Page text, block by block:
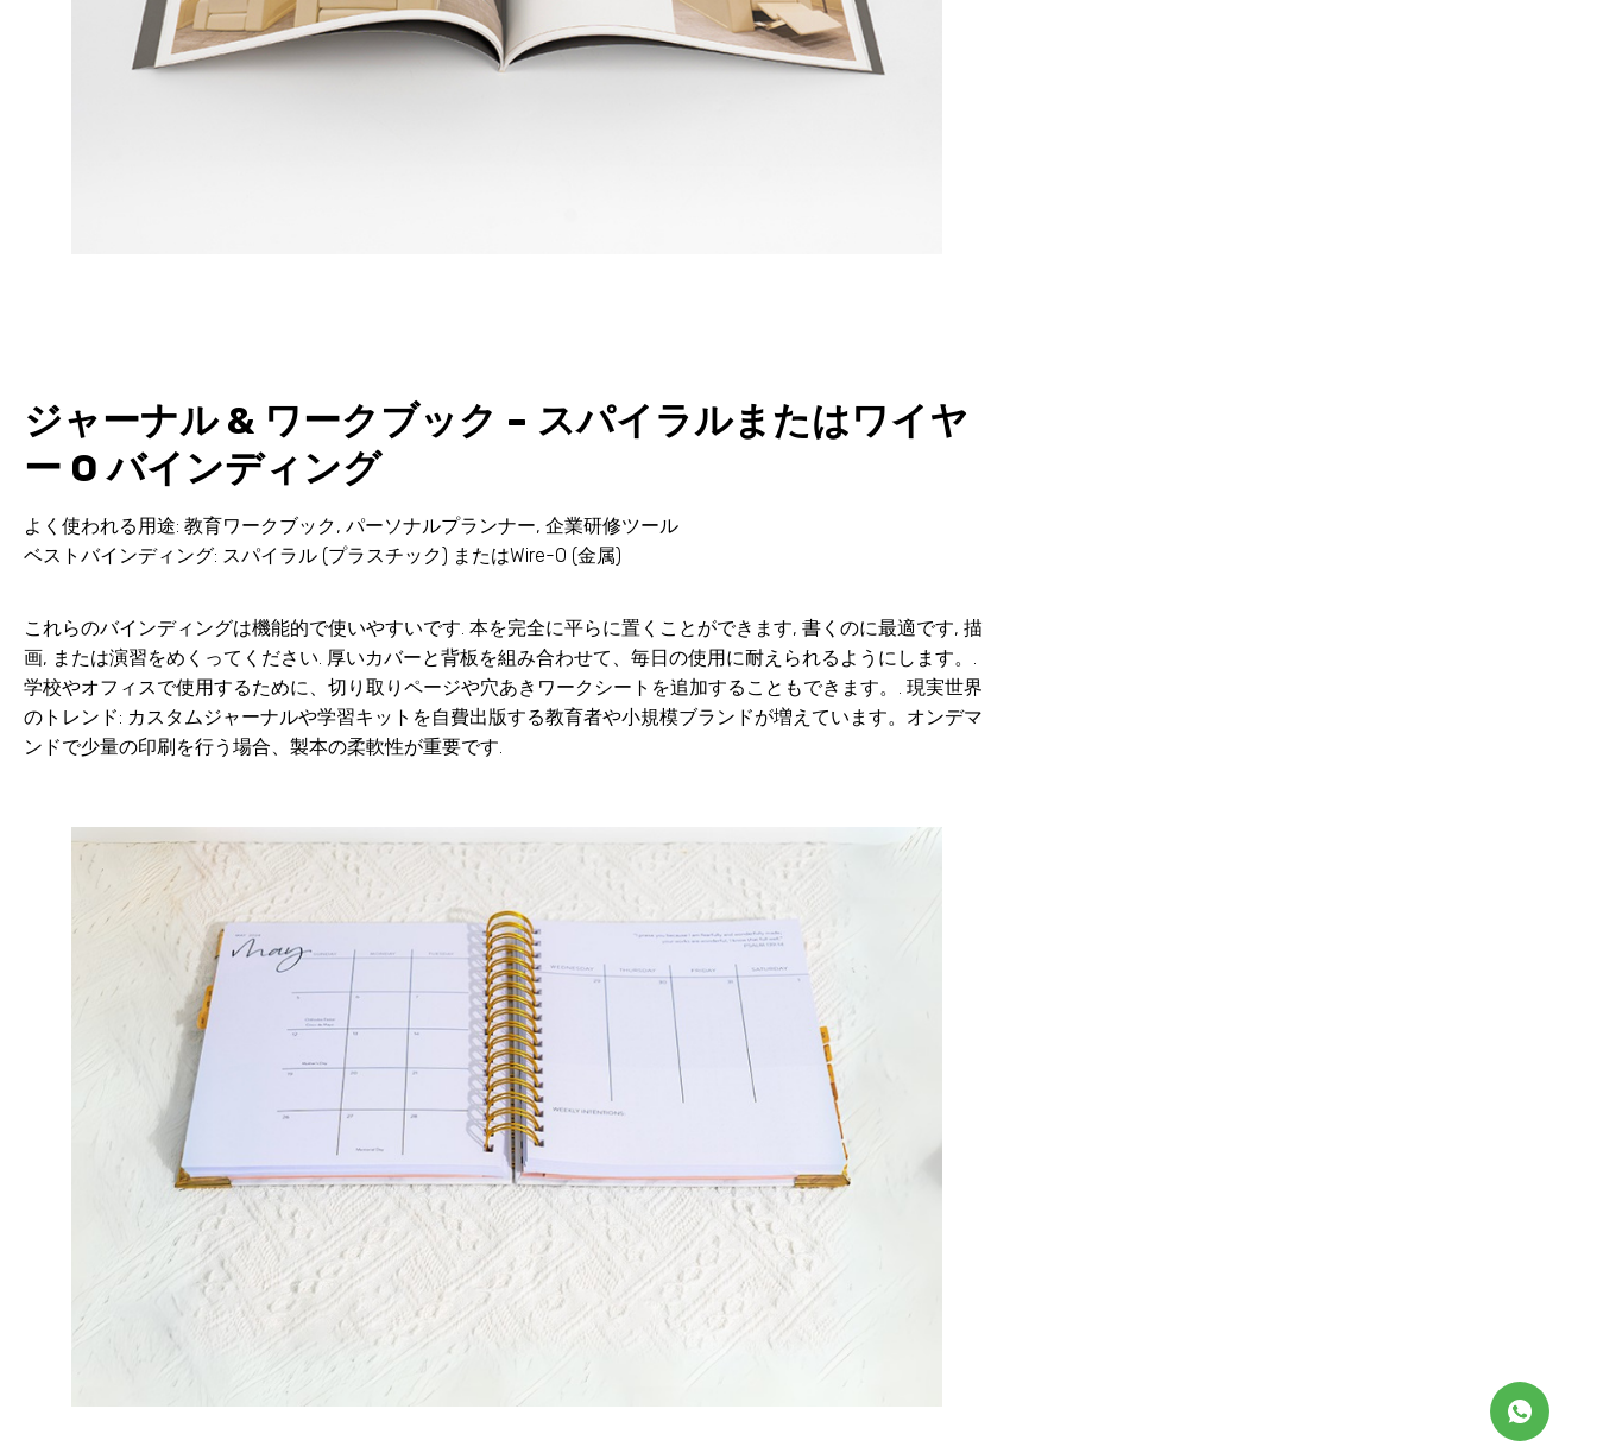
ジャーナル & ワークブック – スパイラルまたはワイヤ
ー O バインディング
よく使われる用途: 教育ワークブック, パーソナルプランナー, 企業研修ツール
ベストバインディング: スパイラル (プラスチック) またはWire-O (金属)
これらのバインディングは機能的で使いやすいです. 本を完全に平らに置くことができます, 書くのに最適です, 描
画, または演習をめくってください. 厚いカバーと背板を組み合わせて、毎日の使用に耐えられるようにします。.
学校やオフィスで使用するために、切り取りページや穴あきワークシートを追加することもできます。. 現実世界
のトレンド: カスタムジャーナルや学習キットを自費出版する教育者や小規模ブランドが増えています。オンデマ
ンドで少量の印刷を行う場合、製本の柔軟性が重要です.